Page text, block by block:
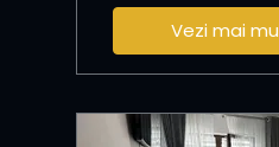
Vezi mai